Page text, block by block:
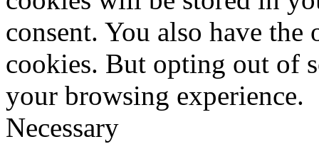
consent. You also have
cookies. But opting out of
your browsing experience.
Necessary